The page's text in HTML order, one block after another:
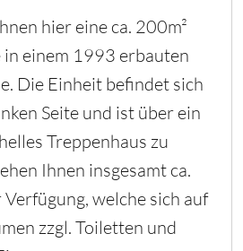
hier eine ca. 200m²
einem 1993 erbauten
Die Einheit befindet sich
Seite und ist über ein
Treppenhaus zu
Ihnen insgesamt ca.
welche sich auf
zzgl. Toiletten und